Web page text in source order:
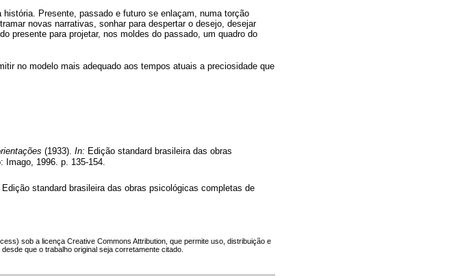
Presente, passado e futuro se enlaçam, numa torção
novas narrativas, sonhar para despertar o desejo, desejar
presente para projetar, nos moldes do passado, um quadro do
no modelo mais adequado aos tempos atuais a preciosidade que
(1933). In: Edição standard brasileira das obras
1996. p. 135-154.
Edição standard brasileira das obras psicológicas completas de
sob a licença Creative Commons Attribution, que permite uso, distribuição e
que o trabalho original seja corretamente citado.